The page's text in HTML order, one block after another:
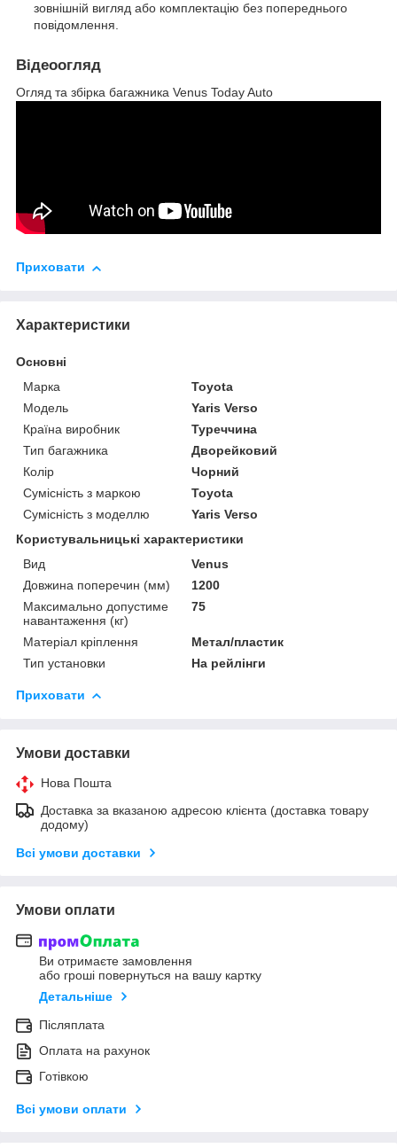
зовнішній вигляд або комплектацію без попереднього
повідомлення.
Відеоогляд
Огляд та збірка багажника Venus Today Auto
Приховати
Характеристики
Основні
Марка
Toyota
Модель
Yaris Verso
Країна виробник
Туреччина
Тип багажника
Дворейковий
Колір
Чорний
Сумісність з маркою
Toyota
Сумісність з моделлю
Yaris Verso
Користувальницькі характеристики
Вид
Venus
Довжина поперечин (мм)
1200
Максимально допустиме
навантаження (кг)
75
Матеріал кріплення
Метал/пластик
Тип установки
На рейлінги
Приховати
Умови доставки
Нова Пошта
Доставка за вказаною адресою клієнта (доставка товару
додому)
Всі умови доставки
Умови оплати
Ви отримаєте замовлення
або гроші повернуться на вашу картку
Детальніше
Післяплата
Оплата на рахунок
Готівкою
Всі умови оплати